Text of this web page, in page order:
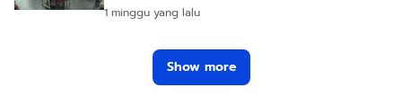
1 minggu yang lalu
Show more